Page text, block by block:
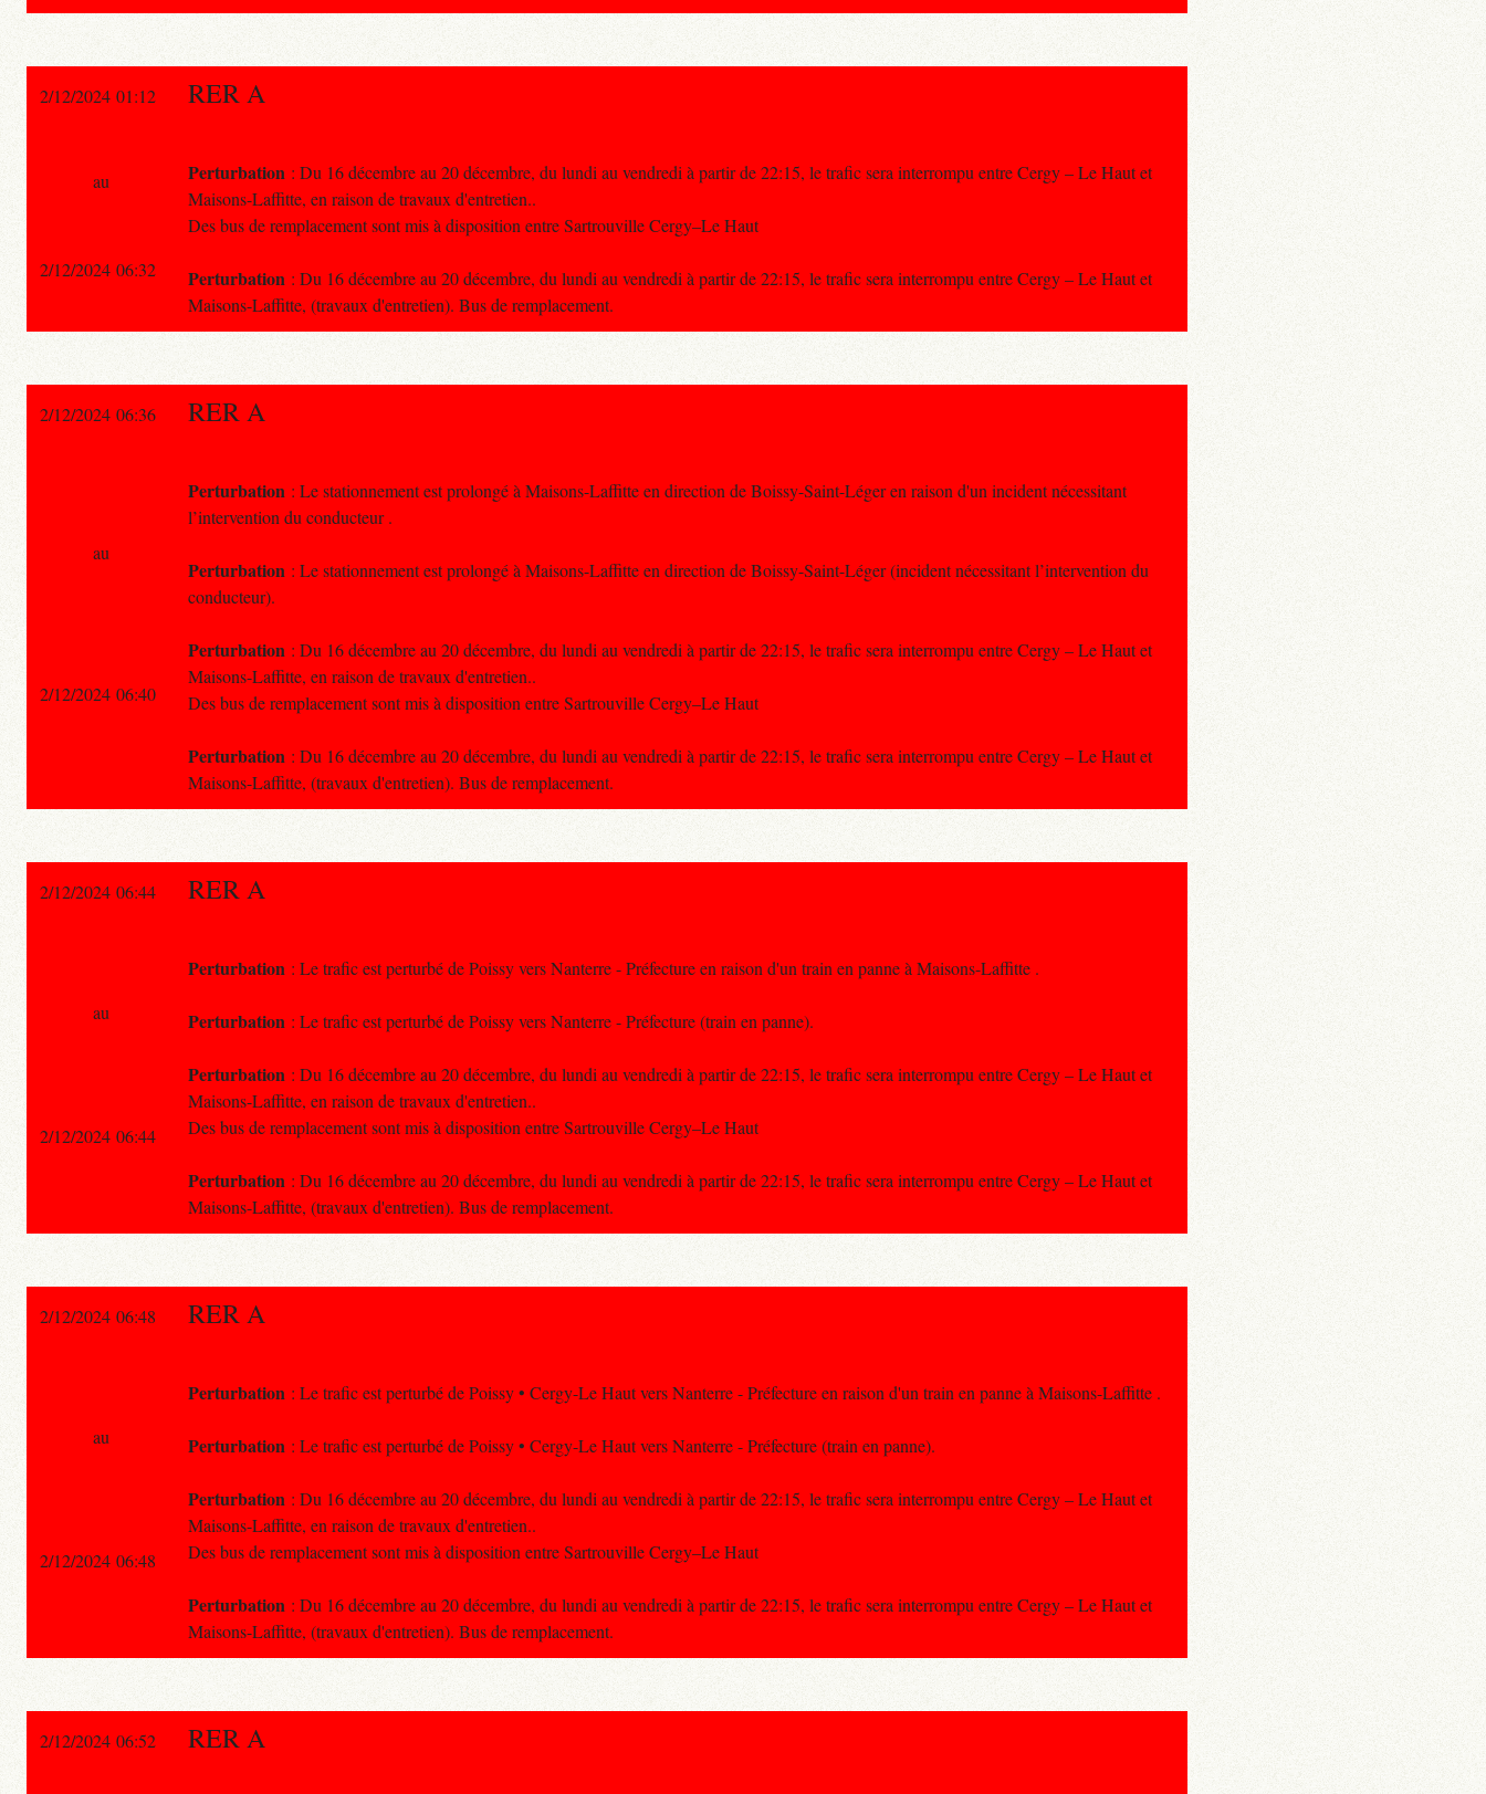
2/12/2024 01:12 RER A
Perturbation : Du 16 décembre au 20 décembre, du lundi au vendredi à partir de 22:15, le trafic sera interrompu entre Cergy – Le Haut et
Maisons-Laffitte, en raison de travaux d'entretien..
Des bus de remplacement sont mis à disposition entre Sartrouville Cergy–Le Haut
Perturbation : Du 16 décembre au 20 décembre, du lundi au vendredi à partir de 22:15, le trafic sera interrompu entre Cergy – Le Haut et
Maisons-Laffitte, (travaux d'entretien). Bus de remplacement.
au
2/12/2024 06:32
2/12/2024 06:36 RER A
Perturbation : Le stationnement est prolongé à Maisons-Laffitte en direction de Boissy-Saint-Léger en raison d'un incident nécessitant
l’intervention du conducteur .
Perturbation : Le stationnement est prolongé à Maisons-Laffitte en direction de Boissy-Saint-Léger (incident nécessitant l’intervention du
conducteur).
Perturbation : Du 16 décembre au 20 décembre, du lundi au vendredi à partir de 22:15, le trafic sera interrompu entre Cergy – Le Haut et
Maisons-Laffitte, en raison de travaux d'entretien..
Des bus de remplacement sont mis à disposition entre Sartrouville Cergy–Le Haut
Perturbation : Du 16 décembre au 20 décembre, du lundi au vendredi à partir de 22:15, le trafic sera interrompu entre Cergy – Le Haut et
Maisons-Laffitte, (travaux d'entretien). Bus de remplacement.
au
2/12/2024 06:40
2/12/2024 06:44 RER A
Perturbation : Le trafic est perturbé de Poissy vers Nanterre - Préfecture en raison d'un train en panne à Maisons-Laffitte .
Perturbation : Le trafic est perturbé de Poissy vers Nanterre - Préfecture (train en panne).
Perturbation : Du 16 décembre au 20 décembre, du lundi au vendredi à partir de 22:15, le trafic sera interrompu entre Cergy – Le Haut et
Maisons-Laffitte, en raison de travaux d'entretien..
Des bus de remplacement sont mis à disposition entre Sartrouville Cergy–Le Haut
Perturbation : Du 16 décembre au 20 décembre, du lundi au vendredi à partir de 22:15, le trafic sera interrompu entre Cergy – Le Haut et
Maisons-Laffitte, (travaux d'entretien). Bus de remplacement.
au
2/12/2024 06:44
2/12/2024 06:48 RER A
Perturbation : Le trafic est perturbé de Poissy • Cergy-Le Haut vers Nanterre - Préfecture en raison d'un train en panne à Maisons-Laffitte .
Perturbation : Le trafic est perturbé de Poissy • Cergy-Le Haut vers Nanterre - Préfecture (train en panne).
Perturbation : Du 16 décembre au 20 décembre, du lundi au vendredi à partir de 22:15, le trafic sera interrompu entre Cergy – Le Haut et
Maisons-Laffitte, en raison de travaux d'entretien..
Des bus de remplacement sont mis à disposition entre Sartrouville Cergy–Le Haut
Perturbation : Du 16 décembre au 20 décembre, du lundi au vendredi à partir de 22:15, le trafic sera interrompu entre Cergy – Le Haut et
Maisons-Laffitte, (travaux d'entretien). Bus de remplacement.
au
2/12/2024 06:48
2/12/2024 06:52 RER A